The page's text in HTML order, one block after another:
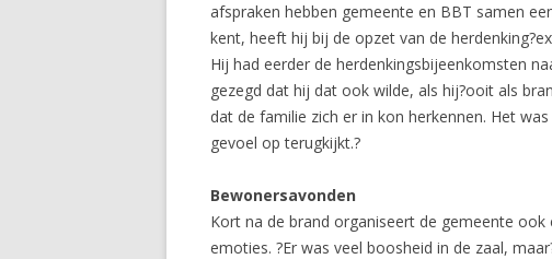
afspraken hebben gemeente en BBT samen
kent, heeft hij bij de opzet van de
Hij had eerder de herdenkingsbijeenkomsten
gezegd dat hij dat ook wilde, als hij?ooit als
dat de familie zich er in kon herkennen. Het
gevoel op terugkijkt.?
Bewonersavonden
Kort na de brand organiseert de gemeente
emoties. ?Er was veel boosheid in de zaal,